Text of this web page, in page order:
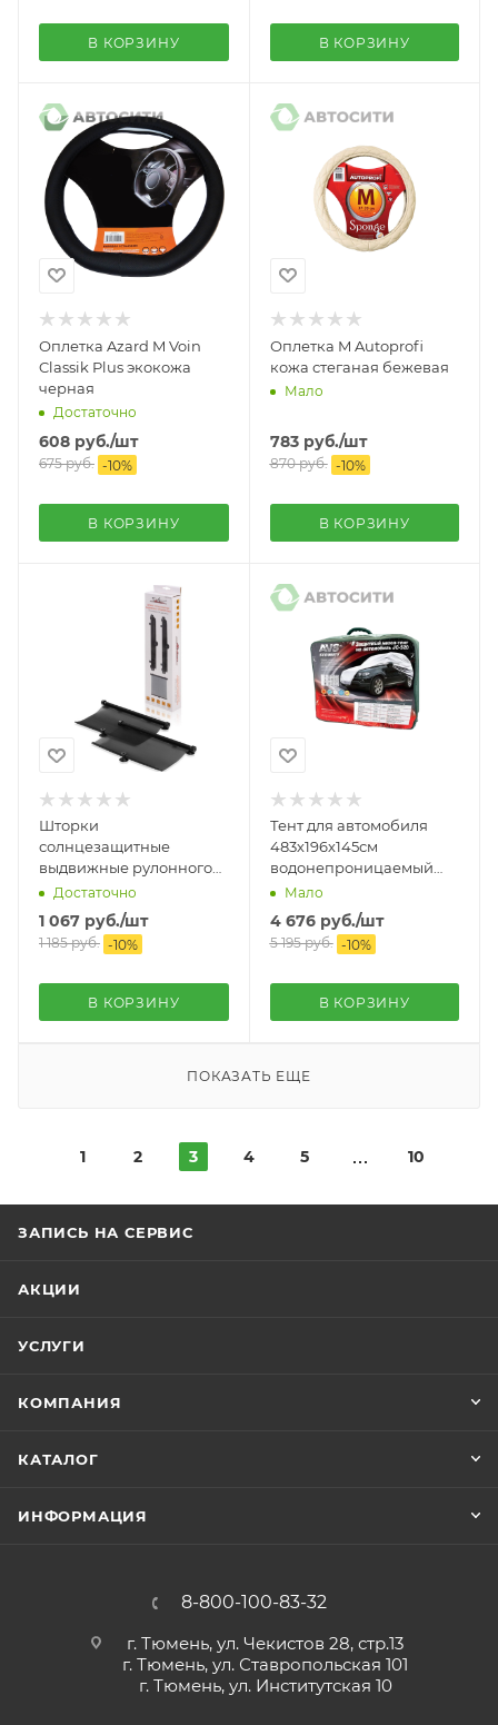
В КОРЗИНУ В КОРЗИНУ
Оплетка Azard M Voin
Classik Plus экокожа
черная
Достаточно
608 руб./шт
675руб. -10%
В КОРЗИНУ
Оплетка M Autoprofi
кожа стеганая бежевая
Мало
783руб./шт
870руб. -10%
В КОРЗИНУ
Шторки
солнцезащитные
выдвижные рулонного
типа 40х45 см 2 шт
черные Airline
Достаточно
1 067 руб./шт
1 185руб. -10%
В КОРЗИНУ
Тент для автомобиля
483х196х145см
водонепроницаемый
AVSМало
4 676руб./шт
5 195руб. -10%
В КОРЗИНУ
ПОКАЗАТЬ ЕЩЕ
1 2 3 4 5 10
ЗАПИСЬ НА СЕРВИС
АКЦИИ
УСЛУГИ
КОМПАНИЯ
КАТАЛОГ
ИНФОРМАЦИЯ
8-800-100-83-32
г. Тюмень, ул. Чекистов 28, стр.13
г. Тюмень, ул. Ставропольская 101
г. Тюмень, ул. Институтская 10